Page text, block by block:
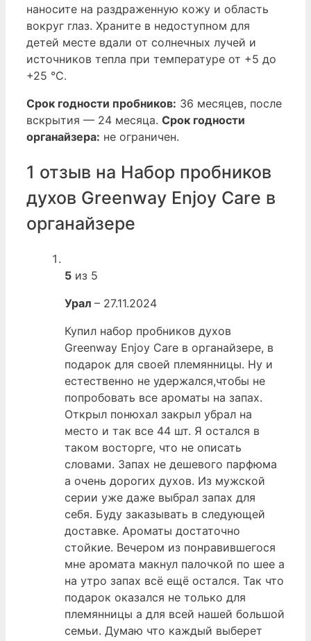
наносите на раздраженную кожу и область
вокруг глаз. Храните в недоступном для
детей месте вдали от солнечных лучей и
источников тепла при температуре от +5 до
+25 °С.
Срок годности пробников: 36 месяцев, после
вскрытия — 24 месяца. Срок годности
органайзера: не ограничен.
1 отзыв на Набор пробников
духов Greenway Enjoy Care в
органайзере
5 из 5
Урал – 27.11.2024
Купил набор пробников духов
Greenway Enjoy Care в органайзере, в
подарок для своей племянницы. Ну и
естественно не удержался,чтобы не
попробовать все ароматы на запах.
Открыл понюхал закрыл убрал на
место и так все 44 шт. Я остался в
таком восторге, что не описать
словами. Запах не дешевого парфюма
а очень дорогих духов. Из мужской
серии уже даже выбрал запах для
себя. Буду заказывать в следующей
доставке. Ароматы достаточно
стойкие. Вечером из понравившегося
мне аромата макнул палочкой по шее а
на утро запах всё ещё остался. Так что
подарок оказался не только для
племянницы а для всей нашей большой
семьи. Думаю что каждый выберет